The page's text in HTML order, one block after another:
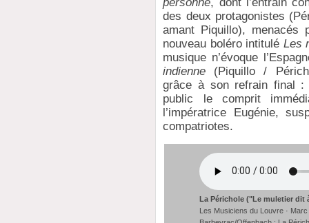
des deux protagonistes
amant Piquillo),
nouveau boléro intitulé Les
musique n’évoque
indienne (Piquillo /
grâce à son refrain final
public le comprit
l’impératrice Eugénie,
compatriotes.
La Périchole ("Le muletier dit
Les Musiciens du Louvre ·